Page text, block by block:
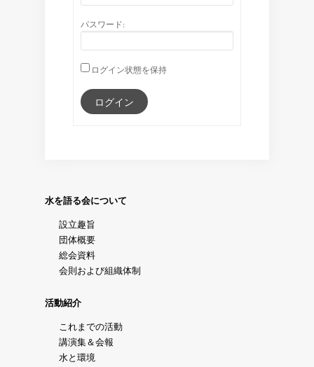
パスワード:
ログイン状態を保持
ログイン
水を語る会について
設立趣旨
団体概要
総会資料
会則および組織体制
活動紹介
これまでの活動
講演集＆会報
水と環境